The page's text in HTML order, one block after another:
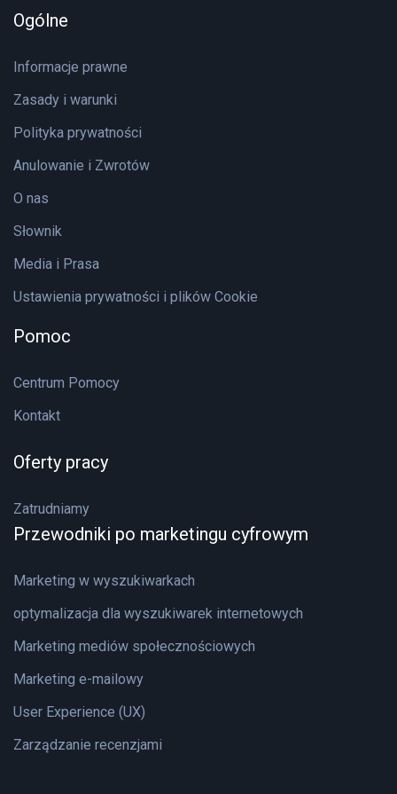
Ogólne
Informacje prawne
Zasady i warunki
Polityka prywatności
Anulowanie i Zwrotów
O nas
Słownik
Media i Prasa
Ustawienia prywatności i plików Cookie
Pomoc
Centrum Pomocy
Kontakt
Oferty pracy
Zatrudniamy
Przewodniki po marketingu cyfrowym
Marketing w wyszukiwarkach
optymalizacja dla wyszukiwarek internetowych
Marketing mediów społecznościowych
Marketing e-mailowy
User Experience (UX)
Zarządzanie recenzjami